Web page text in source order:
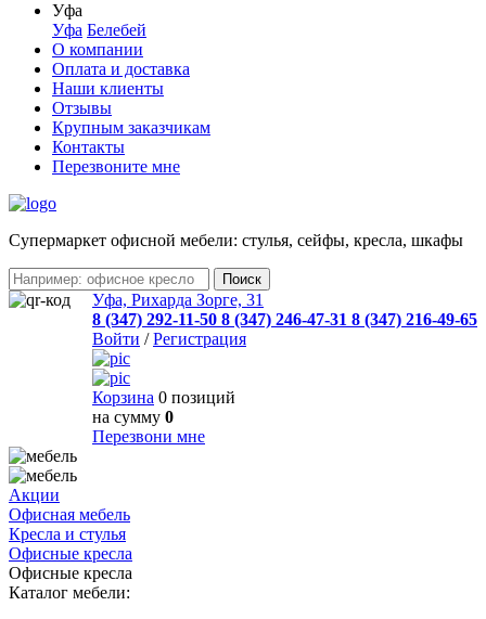
Уфа
Уфа Белебей
О компании
Оплата и доставка
Наши клиенты
Отзывы
Крупным заказчикам
Контакты
Перезвоните мне
Cупермаркет офисной мебели: стулья, сейфы, кресла, шкафы
Уфа, Рихарда Зорге, 31
8 (347) 292-11-50 8 (347) 246-47-31 8 (347) 216-49-65
Войти /Регистрация
Корзина 0 позиций
на сумму 0
Перезвони мне
Акции
Офисная мебель
Кресла и стулья
Офисные кресла
Офисные кресла
Каталог мебели: